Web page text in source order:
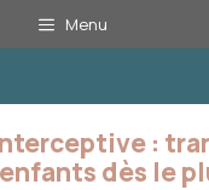
Menu
:
dès le